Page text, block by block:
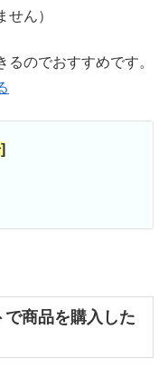
せん）
のでおすすめです。
商品を購入した